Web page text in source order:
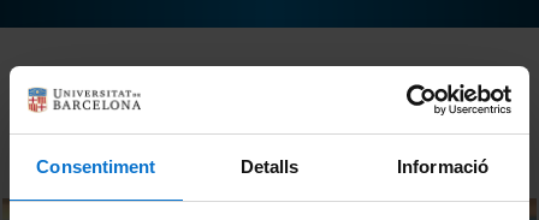
Consentiment Detalls Informació
Ordenar